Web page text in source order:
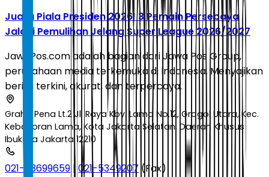
Juara Piala Presiden 2026! 3 Pemain Persebaya
Jalani Pemulihan Jelang Super League 2026/2027
JawaPos.com adalah bagian dari Jawa Pos Group,
perusahaan media terkemuka di Indonesia. Menyajikan
berita terkini, akurat, dan terpercaya.
Graha Pena Lt.2 Jl. Raya Kby. Lama No.12, Grogol Utara, Kec.
Kebayoran Lama, Kota Jakarta Selatan, Daerah Khusus
Ibukota Jakarta 12210
021-53699659 |021-5349207 (Fax)